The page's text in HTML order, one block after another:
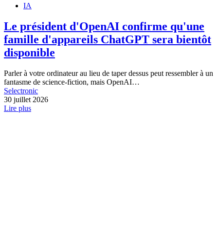
IA
Le président d'OpenAI confirme qu'une
famille d'appareils ChatGPT sera bientôt
disponible
Parler à votre ordinateur au lieu de taper dessus peut ressembler à un
fantasme de science-fiction, mais OpenAI…
Selectronic
30 juillet 2026
Lire plus